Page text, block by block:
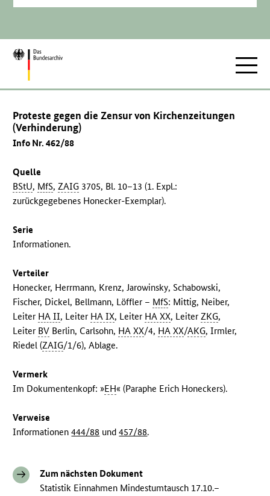
Zur
Proteste gegen die Zensur von Kirchenzeitungen
(Verhinderung)
Info Nr. 462/88
Quelle
BStU, MfS,ZAIG 3705, Bl. 10–13 (1. Expl.:
zurückgegebenes Honecker-Exemplar).
Serie
Informationen.
Verteiler
Honecker, Herrmann, Krenz, Jarowinsky, Schabowski,
Fischer, Dickel, Bellmann, Löffler – MfS: Mittig, Neiber,
Leiter HA II, Leiter HA IX, Leiter HA XX, LeiterZKG,
Leiter BV Berlin, Carlsohn, HA XX/4, HA XX/AKG, Irmler,
Riedel (ZAIG/1/6), Ablage.
Vermerk
Im Dokumentenkopf: »EH« (Paraphe Erich Honeckers).
Verweise
Informationen444/88 und457/88.
Zum nächsten Dokument
Statistik Einnahmen Mindestumtausch 17.10.–